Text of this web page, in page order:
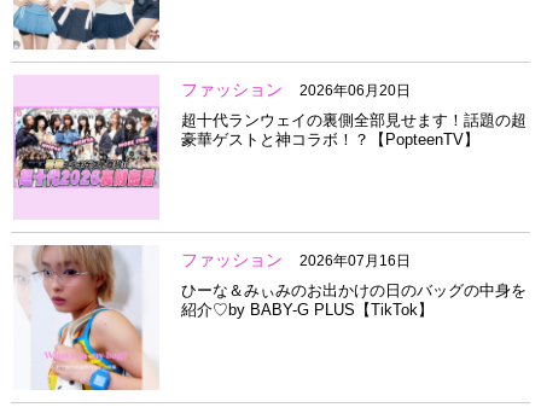
ファッション 2026年06月20日
超十代ランウェイの裏側全部見せます！話題の超
豪華ゲストと神コラボ！？【PopteenTV】
ファッション 2026年07月16日
ひーな＆みぃみのお出かけの日のバッグの中身を
紹介♡by BABY-G PLUS【TikTok】